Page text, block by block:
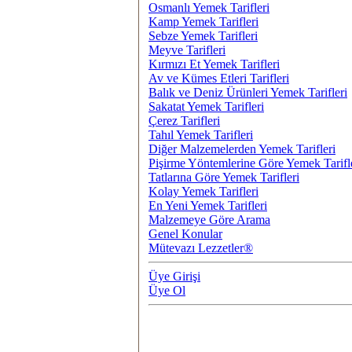
Osmanlı Yemek Tarifleri
Kamp Yemek Tarifleri
Sebze Yemek Tarifleri
Meyve Tarifleri
Kırmızı Et Yemek Tarifleri
Av ve Kümes Etleri Tarifleri
Balık ve Deniz Ürünleri Yemek Tarifleri
Sakatat Yemek Tarifleri
Çerez Tarifleri
Tahıl Yemek Tarifleri
Diğer Malzemelerden Yemek Tarifleri
Pişirme Yöntemlerine Göre Yemek
Tatlarına Göre Yemek Tarifleri
Kolay Yemek Tarifleri
En Yeni Yemek Tarifleri
Malzemeye Göre Arama
Genel Konular
Mütevazı Lezzetler®
Üye Girişi
Üye Ol